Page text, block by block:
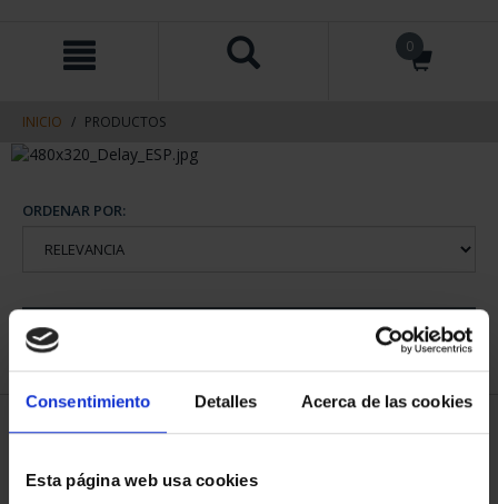
Consentimiento Detalles Acerca de las cookies
Esta página web usa cookies
contenido
navegacin
0
INICIO PRODUCTOS
ORDENAR POR:
1 Productos encontrados